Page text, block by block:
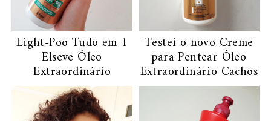
Light-Poo Tudo em 1
Elseve Óleo
Extraordinário
Testei o novo Creme
para Pentear Óleo
Extraordinário Cachos